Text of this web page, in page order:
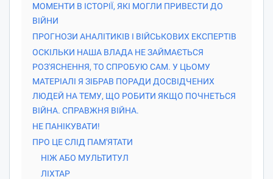
МОМЕНТИ В ІСТОРІЇ, ЯКІ МОГЛИ ПРИВЕСТИ ДО
ВІЙНИ
ПРОГНОЗИ АНАЛІТИКІВ І ВІЙСЬКОВИХ ЕКСПЕРТІВ
ОСКІЛЬКИ НАША ВЛАДА НЕ ЗАЙМАЄТЬСЯ
РОЗ'ЯСНЕННЯ, ТО СПРОБУЮ САМ. У ЦЬОМУ
МАТЕРІАЛІ Я ЗІБРАВ ПОРАДИ ДОСВІДЧЕНИХ
ЛЮДЕЙ НА ТЕМУ, ЩО РОБИТИ ЯКЩО ПОЧНЕТЬСЯ
ВІЙНА. СПРАВЖНЯ ВІЙНА.
НЕ ПАНІКУВАТИ!
ПРО ЦЕ СЛІД ПАМ'ЯТАТИ
НІЖ АБО МУЛЬТИТУЛ
ЛІХТАР